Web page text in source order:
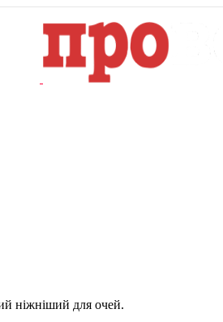
ніжніший для очей.